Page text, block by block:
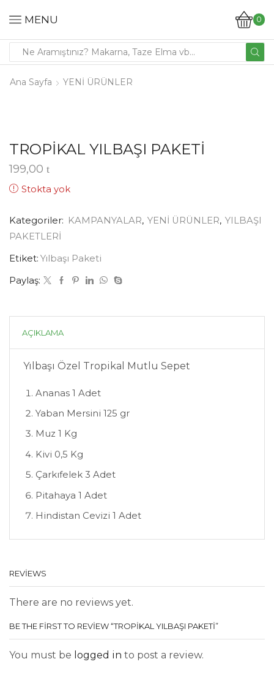
MENU 0
Ana Sayfa YENİ ÜRÜNLER
TROPİKAL YILBAŞI PAKETİ
199,00
Stokta yok
Kategoriler: KAMPANYALAR, YENİ ÜRÜNLER, YILBAŞI
PAKETLERİ
Etiket: Yılbaşı Paketi
Paylaş:
AÇIKLAMA
Yılbaşı Özel Tropikal Mutlu Sepet
Ananas 1 Adet
Yaban Mersini 125 gr
Muz 1 Kg
Kivi 0,5 Kg
Çarkıfelek 3 Adet
Pitahaya 1 Adet
Hindistan Cevizi 1 Adet
REVIEWS
There are no reviews yet.
BE THE FIRST TO REVIEW “TROPİKAL YILBAŞI PAKETİ”
You must be logged in to post a review.